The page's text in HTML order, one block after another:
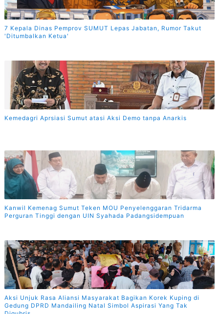
7 Kepala Dinas Pemprov SUMUT Lepas Jabatan, Rumor Takut
'Ditumbalkan Ketua'
Kemedagri Aprsiasi Sumut atasi Aksi Demo tanpa Anarkis
Kanwil Kemenag Sumut Teken MOU Penyelenggaran Tridarma
Perguran Tinggi dengan UIN Syahada Padangsidempuan
Aksi Unjuk Rasa Aliansi Masyarakat Bagikan Korek Kuping di
Gedung DPRD Mandailing Natal Simbol Aspirasi Yang Tak